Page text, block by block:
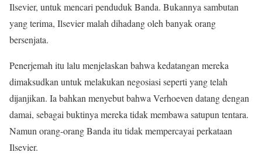
Ilsevier, untuk mencari penduduk Banda. Bukannya sambutan
yang terima, Ilsevier malah dihadang oleh banyak orang
bersenjata.
Penerjemah itu lalu menjelaskan bahwa kedatangan mereka
dimaksudkan untuk melakukan negosiasi seperti yang telah
dijanjikan. Ia bahkan menyebut bahwa Verhoeven datang dengan
damai, sebagai buktinya mereka tidak membawa satupun tentara.
Namun orang-orang Banda itu tidak mempercayai perkataan
Ilsevier.